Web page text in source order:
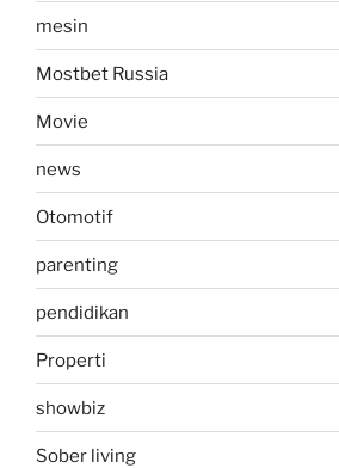
mesin
Mostbet Russia
Movie
news
Otomotif
parenting
pendidikan
Properti
showbiz
Sober living